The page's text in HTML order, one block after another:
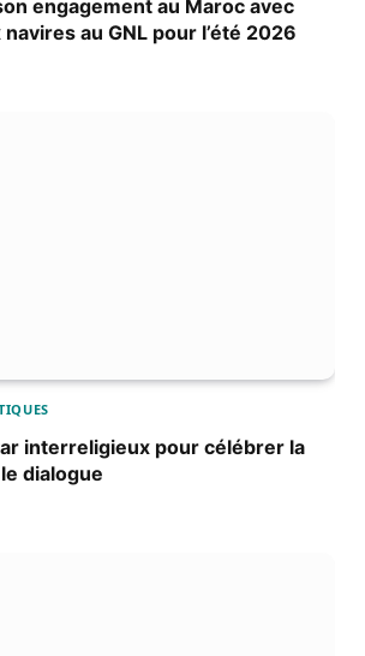
engagement au Maroc avec
au GNL pour l’été 2026
interreligieux pour célébrer la
dialogue